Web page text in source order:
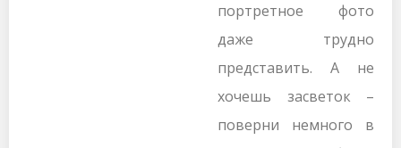
портретное фото
даже трудно
представить. А не
хочешь засветок –
поверни немного в